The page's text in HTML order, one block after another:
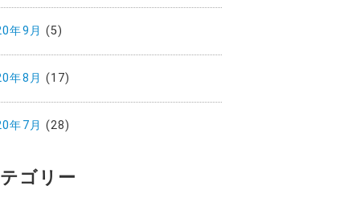
年9月 (5)
年8月 (17)
年7月 (28)
ゴリー